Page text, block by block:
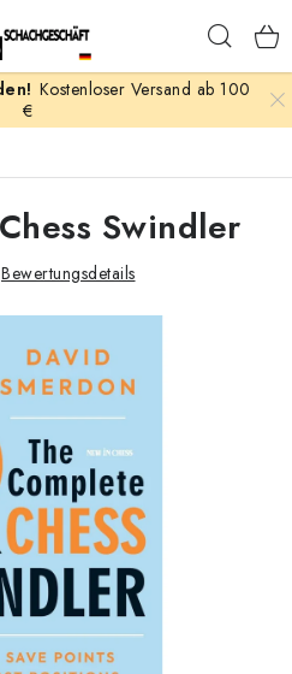
Kostenloser Versand ab 100
€
Swindler
Bewertungsdetails